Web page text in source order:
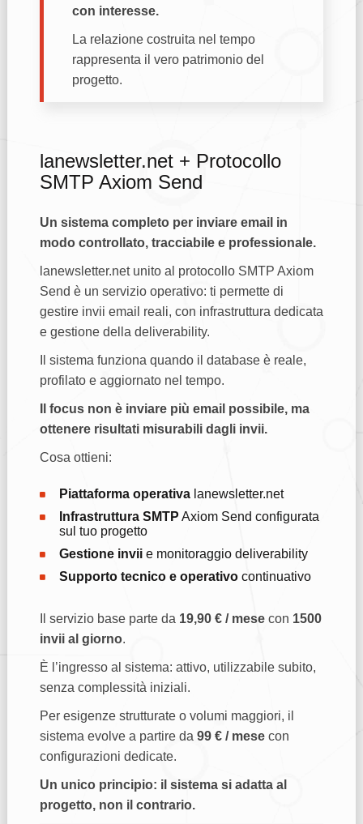
con interesse.
La relazione costruita nel tempo
rappresenta il vero patrimonio del
progetto.
lanewsletter.net + Protocollo
SMTP Axiom Send
Un sistema completo per inviare email in
modo controllato, tracciabile e professionale.
lanewsletter.net unito al protocollo SMTP Axiom
Send è un servizio operativo: ti permette di
gestire invii email reali, con infrastruttura dedicata
e gestione della deliverability.
Il sistema funziona quando il database è reale,
profilato e aggiornato nel tempo.
Il focus non è inviare più email possibile, ma
ottenere risultati misurabili dagli invii.
Cosa ottieni:
Piattaforma operativalanewsletter.net
Infrastruttura SMTP Axiom Send configurata
sul tuo progetto
Gestione inviie monitoraggio deliverability
Supporto tecnico e operativocontinuativo
Il servizio base parte da 19,90 € / mesecon 1500
invii al giorno.
È l’ingresso al sistema: attivo, utilizzabile subito,
senza complessità iniziali.
Per esigenze strutturate o volumi maggiori, il
sistema evolve a partire da 99 € / mesecon
configurazioni dedicate.
Un unico principio: il sistema si adatta al
progetto, non il contrario.